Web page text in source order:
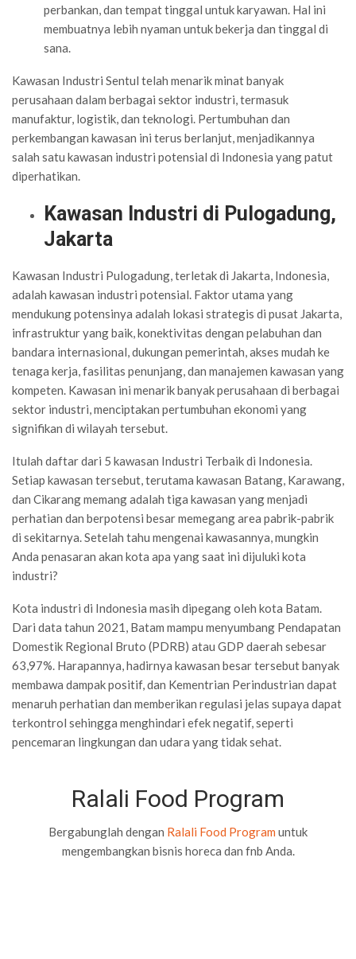
perbankan, dan tempat tinggal untuk karyawan. Hal ini
membuatnya lebih nyaman untuk bekerja dan tinggal di
sana.
Kawasan Industri Sentul telah menarik minat banyak
perusahaan dalam berbagai sektor industri, termasuk
manufaktur, logistik, dan teknologi. Pertumbuhan dan
perkembangan kawasan ini terus berlanjut, menjadikannya
salah satu kawasan industri potensial di Indonesia yang patut
diperhatikan.
Kawasan Industri di Pulogadung,
Jakarta
Kawasan Industri Pulogadung, terletak di Jakarta, Indonesia,
adalah kawasan industri potensial. Faktor utama yang
mendukung potensinya adalah lokasi strategis di pusat Jakarta,
infrastruktur yang baik, konektivitas dengan pelabuhan dan
bandara internasional, dukungan pemerintah, akses mudah ke
tenaga kerja, fasilitas penunjang, dan manajemen kawasan yang
kompeten. Kawasan ini menarik banyak perusahaan di berbagai
sektor industri, menciptakan pertumbuhan ekonomi yang
signifikan di wilayah tersebut.
Itulah daftar dari 5 kawasan Industri Terbaik di Indonesia.
Setiap kawasan tersebut, terutama kawasan Batang, Karawang,
dan Cikarang memang adalah tiga kawasan yang menjadi
perhatian dan berpotensi besar memegang area pabrik-pabrik
di sekitarnya. Setelah tahu mengenai kawasannya, mungkin
Anda penasaran akan kota apa yang saat ini dijuluki kota
industri?
Kota industri di Indonesia masih dipegang oleh kota Batam.
Dari data tahun 2021, Batam mampu menyumbang Pendapatan
Domestik Regional Bruto (PDRB) atau GDP daerah sebesar
63,97%. Harapannya, hadirnya kawasan besar tersebut banyak
membawa dampak positif, dan Kementrian Perindustrian dapat
menaruh perhatian dan memberikan regulasi jelas supaya dapat
terkontrol sehingga menghindari efek negatif, seperti
pencemaran lingkungan dan udara yang tidak sehat.
Ralali Food Program
Bergabunglah dengan Ralali Food Program untuk
mengembangkan bisnis horeca dan fnb Anda.